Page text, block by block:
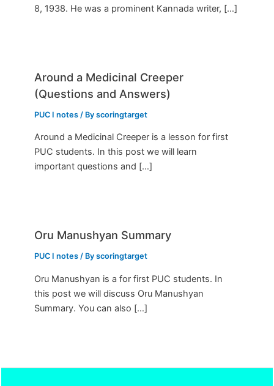
8, 1938. He was a prominent Kannada writer, […]
Around a Medicinal Creeper
(Questions and Answers)
PUC I notes / Byscoringtarget
Around a Medicinal Creeper is a lesson for first
PUC students. In this post we will learn
important questions and […]
Oru Manushyan Summary
PUC I notes / Byscoringtarget
Oru Manushyan is a for first PUC students. In
this post we will discuss Oru Manushyan
Summary. You can also […]